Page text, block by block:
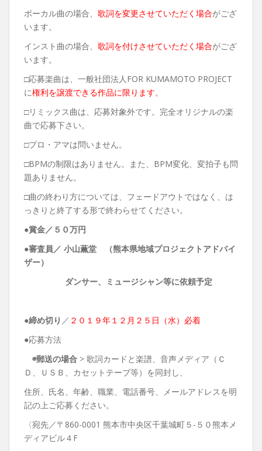
ボーカル曲の場合、 歌詞を変更させていただく場合がござ
います。
インスト曲の場合、 歌詞を付けさせていただく場合がござ
います。
□応募楽曲は、一般社団法人FOR KUMAMOTO PROJECT
に権利を譲渡できる作品に限ります。
□リミックス曲は、応募対象外です。完全オリジナルの楽
曲で応募下さい。
□プロ・アマは問いません。
□BPMの制限はありません。また、BPM変化、変拍子も問
題ありません。
□曲の終わり方については、フェードアウトではなく、は
っきりと終了する形で終わらせてください。
●賞金／ ５０万円
●審査員／ 小山薫堂 （熊本県地域プロジェクトアドバイ
ザー）
ダンサー、ミュージシャン等に依頼予定
●締め切り ／ ２０１９年１２月２５日（水）必着
●応募方法
◉郵送の場合 > 歌詞カードと楽譜、音声メディア（Ｃ
Ｄ、ＵＳＢ、カセットテーブ等）を同封し、
住所、氏名、年齢、職業、電話番号、メールアドレスを明
記の上ご応募ください。
〈宛先／〒860-0001 熊本市中央区千葉城町５-５０熊本メ
ディアビル４F